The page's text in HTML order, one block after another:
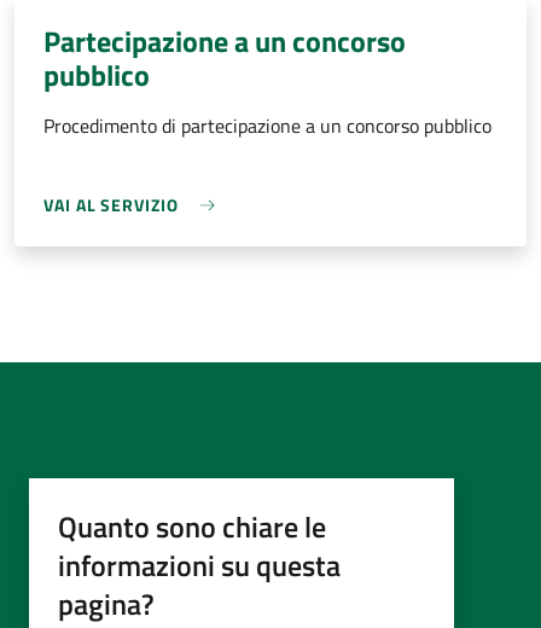
Partecipazione a un concorso
pubblico
Procedimento di partecipazione a un concorso pubblico
VAI AL SERVIZIO
Quanto sono chiare le
informazioni su questa
pagina?